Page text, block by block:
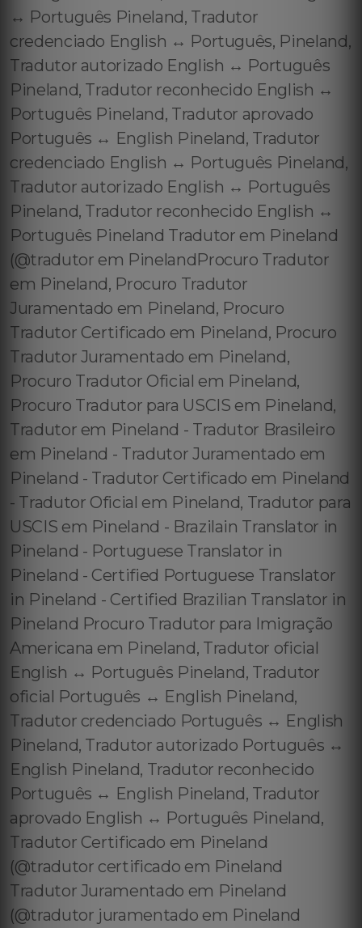
↔️ Português Pineland, Tradutor
credenciado English ↔️ Português, Pineland,
Tradutor autorizado English ↔️ Português
Pineland, Tradutor reconhecido English ↔️
Português Pineland, Tradutor aprovado
Português ↔️ English Pineland, Tradutor
credenciado English ↔️ Português Pineland,
Tradutor autorizado English ↔️ Português
Pineland, Tradutor reconhecido English ↔️
Português Pineland Tradutor em Pineland
(@tradutor em PinelandProcuro Tradutor
em Pineland, Procuro Tradutor
Juramentado em Pineland, Procuro
Tradutor Certificado em Pineland, Procuro
Tradutor Juramentado em Pineland,
Procuro Tradutor Oficial em Pineland,
Procuro Tradutor para USCIS em Pineland,
Tradutor em Pineland - Tradutor Brasileiro
em Pineland - Tradutor Juramentado em
Pineland - Tradutor Certificado em Pineland
- Tradutor Oficial em Pineland, Tradutor para
USCIS em Pineland - Brazilain Translator in
Pineland - Portuguese Translator in
Pineland - Certified Portuguese Translator
in Pineland - Certified Brazilian Translator in
Pineland Procuro Tradutor para Imigração
Americana em Pineland, Tradutor oficial
English ↔️ Português Pineland, Tradutor
oficial Português ↔️ English Pineland,
Tradutor credenciado Português ↔️ English
Pineland, Tradutor autorizado Português ↔️
English Pineland, Tradutor reconhecido
Português ↔️ English Pineland, Tradutor
aprovado English ↔️ Português Pineland,
Tradutor Certificado em Pineland
(@tradutor certificado em Pineland
Tradutor Juramentado em Pineland
(@tradutor juramentado em Pineland